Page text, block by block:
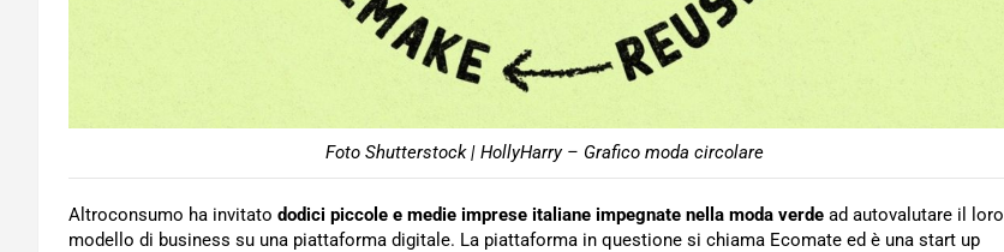
Foto Shutterstock | HollyHarry – Grafico moda circolare
Altroconsumo ha invitato dodici piccole e medie imprese italiane impegnate nella moda verde ad autovalutare il loro
modello di business su una piattaforma digitale. La piattaforma in questione si chiama Ecomate ed è una start up